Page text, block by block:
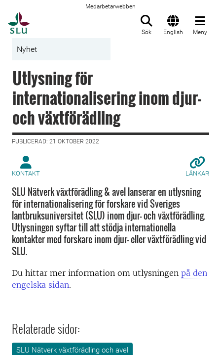
Medarbetarwebben
Sök English Meny
Nyhet
Utlysning för
internationalisering inom djur-
och växtförädling
PUBLICERAD: 21 OKTOBER 2022
KONTAKT LÄNKAR
SLU Nätverk växtförädling & avel lanserar en utlysning
för internationalisering för forskare vid Sveriges
lantbruksuniversitet (SLU) inom djur- och växtförädling.
Utlysningen syftar till att stödja internationella
kontakter med forskare inom djur- eller växtförädling vid
SLU.
Du hittar mer information om utlysningen på den
engelska sidan.
Relaterade sidor:
SLU Nätverk växtförädling och avel